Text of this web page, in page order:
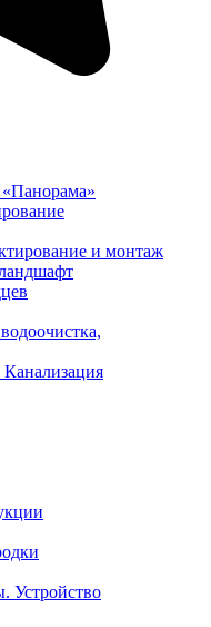
«Панорама»
и монтаж
Устройство